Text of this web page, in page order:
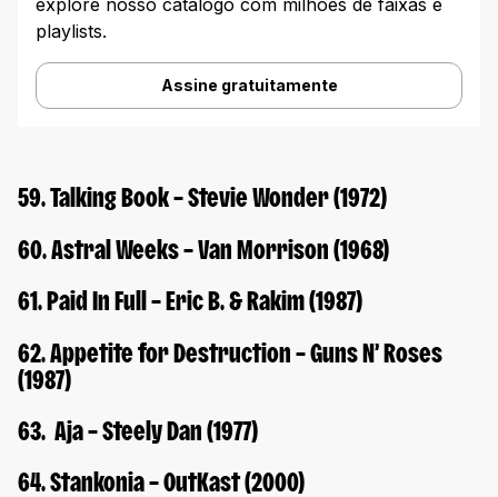
playlists.
Assine gratuitamente
59. Talking Book – Stevie Wonder (1972)
60. Astral Weeks – Van Morrison (1968)
61. Paid In Full – Eric B. & Rakim (1987)
62. Appetite for Destruction – Guns N’ Roses
(1987)
63. Aja – Steely Dan (1977)
64. Stankonia – OutKast (2000)